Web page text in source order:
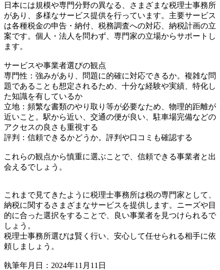
日本には規模や専門分野の異なる、さまざまな税理士事務所
があり、多様なサービス提供を行っています。主要サービス
は各種税金の申告・納付、税務調査への対応、納税計画の立
案です。個人・法人を問わず、専門家の立場からサポートし
ます。
サービスや事業者選びの観点
専門性：強みがあり、問題に的確に対応できるか。複雑な問
題であることも想定されるため、十分な経験や実績、特化し
た知識を有しているか
立地：頻繁な書類のやり取り等が必要なため、物理的距離が
近いこと。駅から近い、交通の便が良い、駐車場完備などの
アクセスの良さも重視する
評判：信頼できるかどうか。評判や口コミも確認する
これらの観点から慎重に選ぶことで、信頼できる事業者と出
会えるでしょう。
これまで見てきたように税理士事務所は税の専門家として、
納税に関するさまざまなサービスを提供します。ニーズや目
的に合った選択をすることで、良い事業者を見つけられるで
しょう。
税理士事務所選びは賢く行い、安心して任せられる相手に依
頼しましょう。
執筆年月日：2024年11月11日